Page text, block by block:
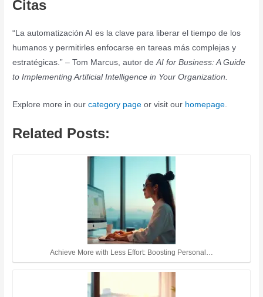
Citas
“La automatización AI es la clave para liberar el tiempo de los
humanos y permitirles enfocarse en tareas más complejas y
estratégicas.” – Tom Marcus, autor deAI for Business: A Guide
to Implementing Artificial Intelligence in Your Organization.
Explore more in ourcategory page or visit our homepage
Related Posts:
Achieve More with Less Effort: Boosting Personal…